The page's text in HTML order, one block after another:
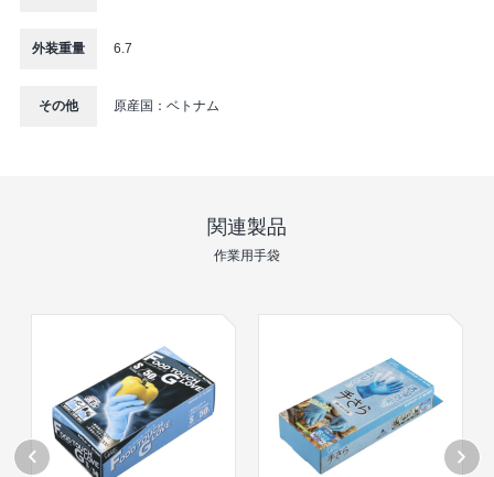
外装重量 6.7
その他 原産国：ベトナム
関連製品
作業⽤⼿袋